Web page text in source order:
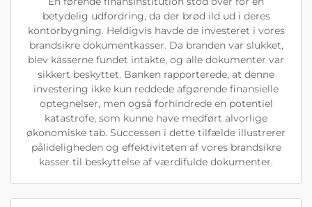
betydelig udfordring, da der brød ild ud i deres
kontorbygning. Heldigvis havde de investeret i vores
brandsikre dokumentkasser. Da branden var slukket,
blev kasserne fundet intakte, og alle dokumenter var
sikkert beskyttet. Banken rapporterede, at denne
investering ikke kun reddede afgørende finansielle
optegnelser, men også forhindrede en potentiel
katastrofe, som kunne have medført alvorlige
økonomiske tab. Successen i dette tilfælde illustrerer
pålideligheden og effektiviteten af vores brandsikre
kasser til beskyttelse af værdifulde dokumenter.